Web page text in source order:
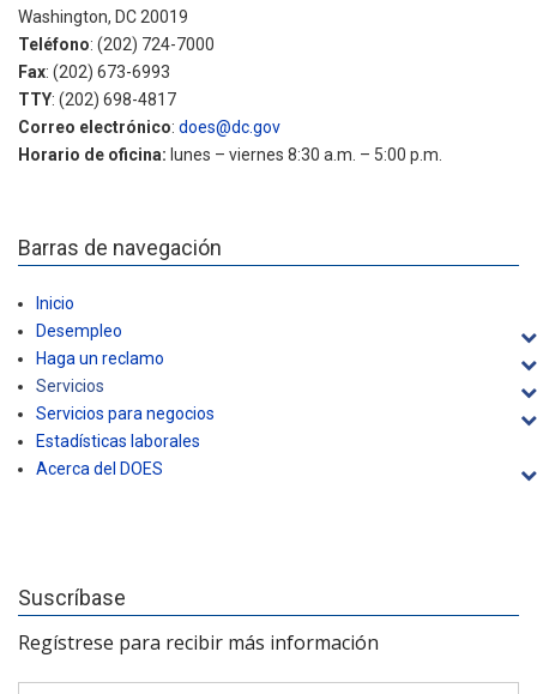
Washington, DC 20019
Teléfono: (202) 724-7000
Fax: (202) 673-6993
TTY: (202) 698-4817
Correo electrónico: does@dc.gov
Horario de oficina: lunes – viernes 8:30 a.m. – 5:00 p.m.
Barras de navegación
Inicio
Desempleo
Haga un reclamo
Servicios
Servicios para negocios
Estadísticas laborales
Acerca del DOES
Suscríbase